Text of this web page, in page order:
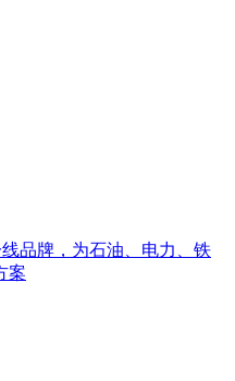
品牌，为石油、电力、铁
案